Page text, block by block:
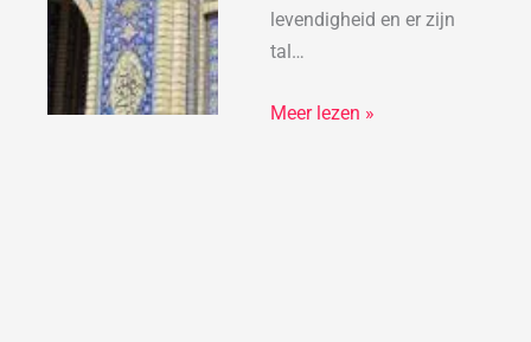
levendigheid en er zijn
tal…
Meer lezen »